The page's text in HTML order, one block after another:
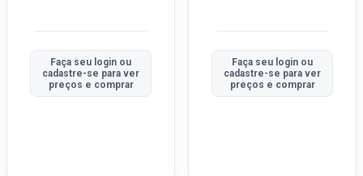
Faça seu login ou
cadastre-se para ver
preços e comprar
Faça seu login ou
cadastre-se para ver
preços e comprar